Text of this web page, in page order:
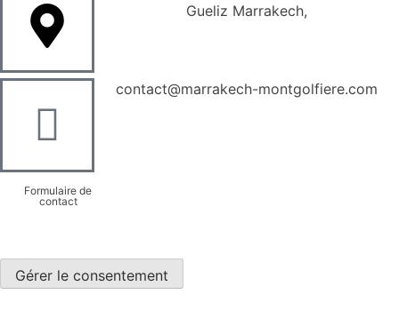
Gueliz Marrakech,
contact@marrakech-montgolfiere.com
Formulaire de
contact
Gérer le consentement